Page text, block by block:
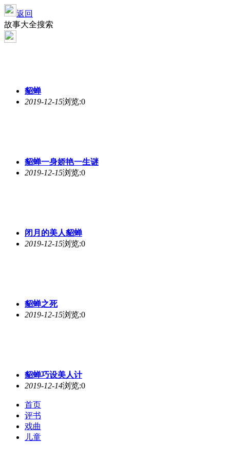
返回
故事大全搜索
貂蝉
2019-12-15浏览:0
貂蝉一身娇艳一生谜
2019-12-15浏览:0
闭月的美人貂蝉
2019-12-15浏览:0
貂蝉之死
2019-12-15浏览:0
貂蝉巧设美人计
2019-12-14浏览:0
首页
评书
戏曲
儿童